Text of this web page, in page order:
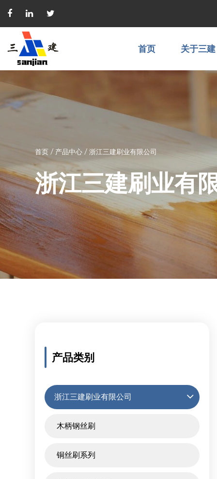
首页 关于三建
首页 / 产品中心 / 浙江三建刷业有限公司
浙江三建刷业有
产品类别
浙江三建刷业有限公司
木柄钢丝刷
铜丝刷系列